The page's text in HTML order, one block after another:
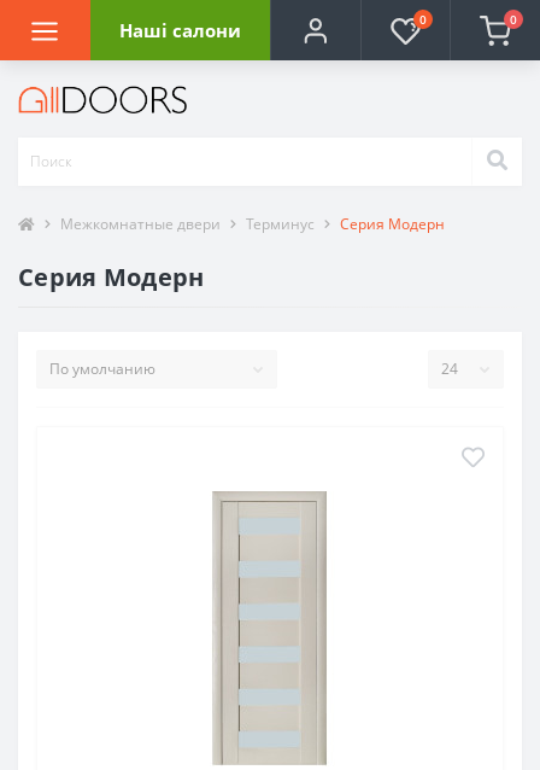
Наші салони 0 0
Межкомнатные двери Терминус Серия Модерн
Серия Модерн